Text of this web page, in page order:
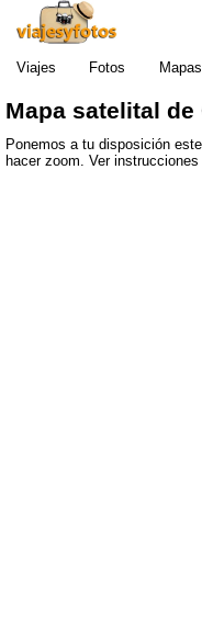
Viajes Fotos Mapas
Mapa satelital
Ponemos a tu disposición este
hacer zoom. Ver instrucciones